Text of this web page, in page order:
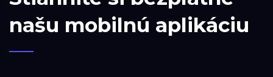
našu mobilnú aplikáciu